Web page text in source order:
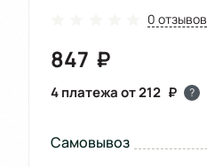
0 отзывов
847
4 платежа от 212 ?
Самовывоз